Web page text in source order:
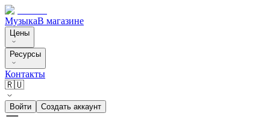
МузыкаВ магазине
Цены
Ресурсы
Контакты
🇷🇺
Войти Создать аккаунт